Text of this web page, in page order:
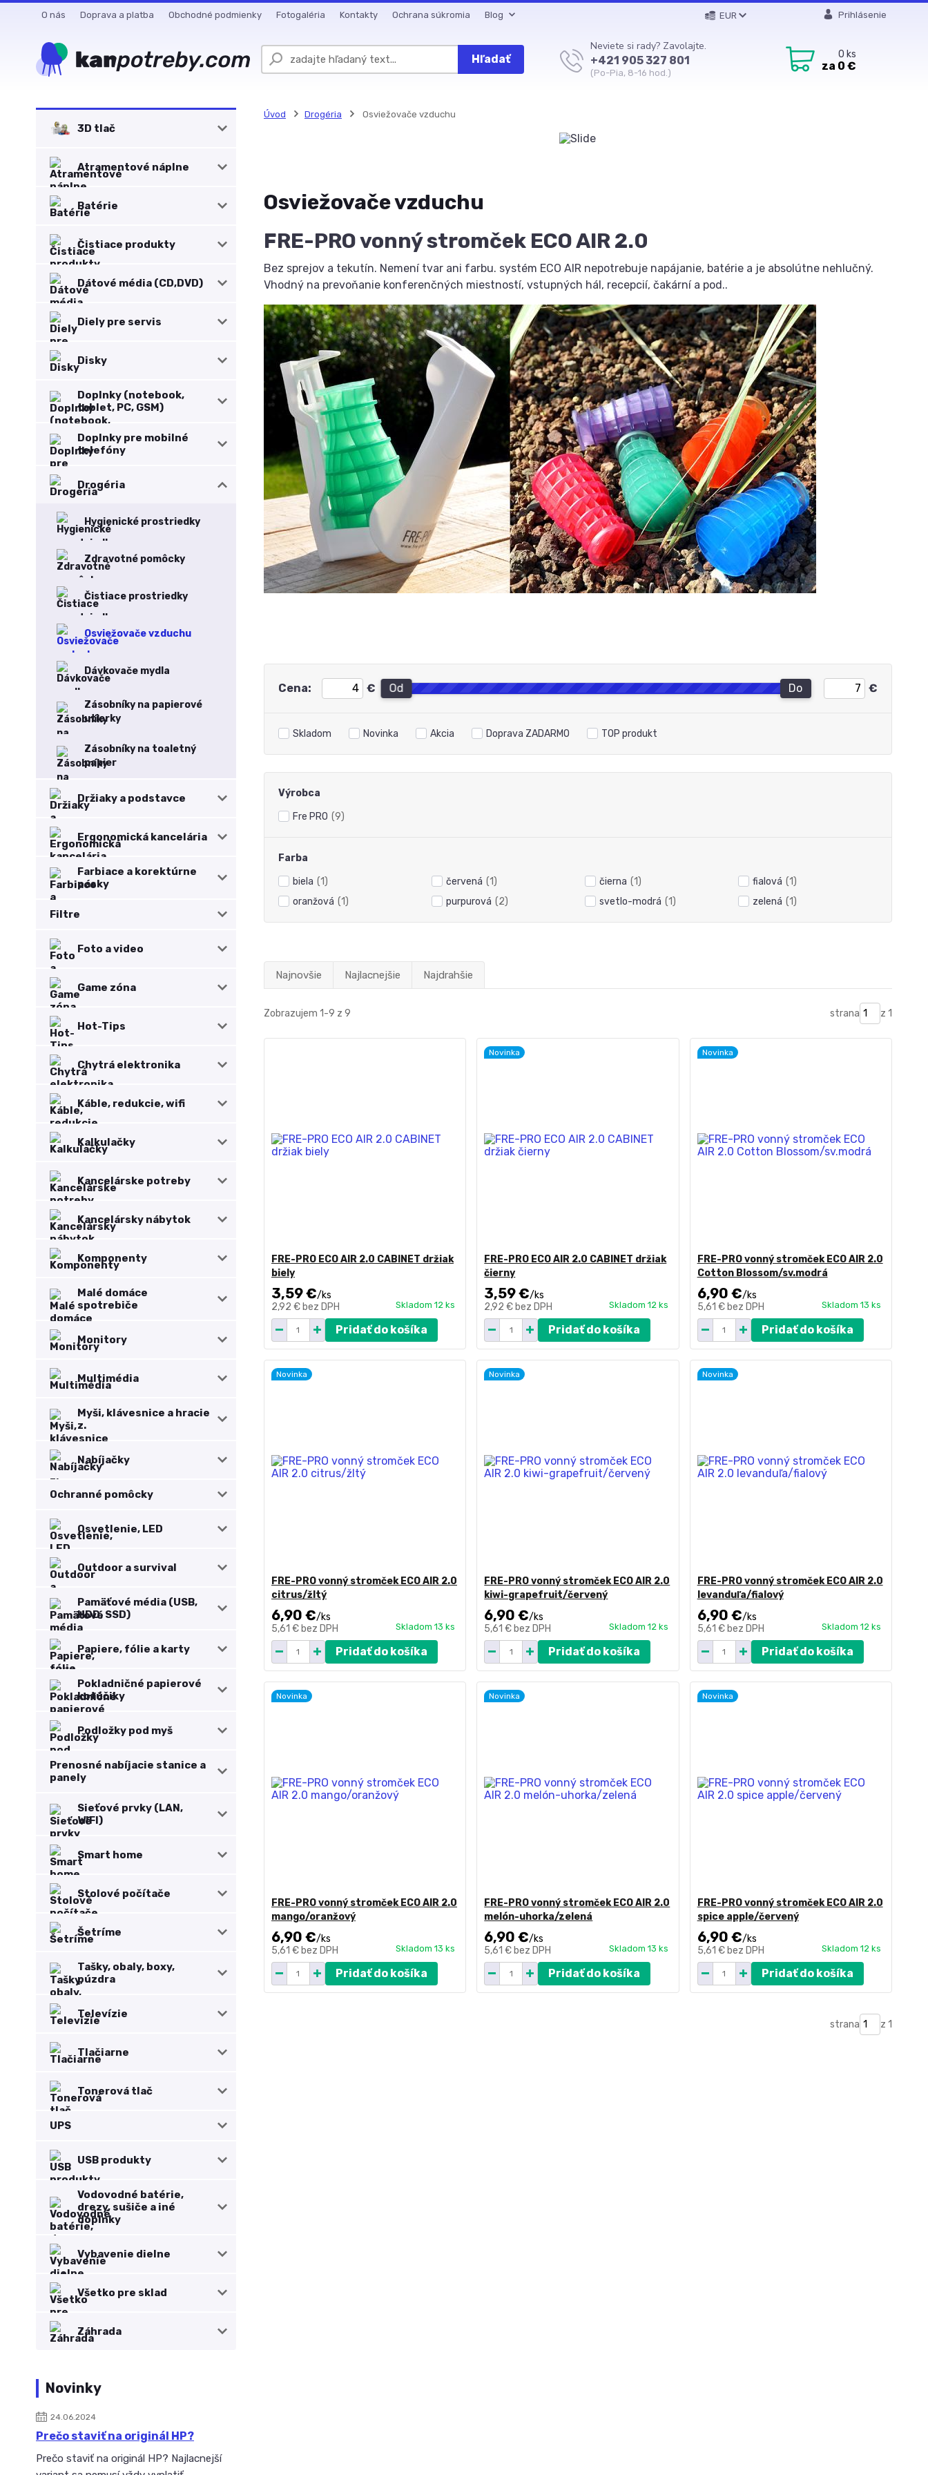
O nás Doprava a platba Obchodné podmienky Fotogaléria Kontakty Ochrana súkromia Blog EUR Prihlásenie
Hľadať
Neviete si rady? Zavolajte.
+421 905 327 801
(Po-Pia, 8-16 hod.)
0 ks
za 0 €
3D tlač
Atramentové náplne
Batérie
Čistiace produkty
Dátové média (CD,DVD)
Diely pre servis
Disky
Doplnky (notebook,
tablet, PC, GSM)
Doplnky pre mobilné
telefóny
Drogéria
Hygienické prostriedky
Zdravotné pomôcky
Čistiace prostriedky
Osviežovače vzduchu
Dávkovače mydla
Zásobníky na papierové
utierky
Zásobníky na toaletný
papier
Držiaky a podstavce
Ergonomická kancelária
Farbiace a korektúrne
pásky
Filtre
Foto a video
Game zóna
Hot-Tips
Chytrá elektronika
Káble, redukcie, wifi
Kalkulačky
Kancelárske potreby
Kancelársky nábytok
Komponenty
Malé domáce
spotrebiče
Monitory
Multimédia
Myši, klávesnice a hracie
z.
Nabíjačky
Ochranné pomôcky
Osvetlenie, LED
Outdoor a survival
Pamäťové média (USB,
HDD, SSD)
Papiere, fólie a karty
Pokladničné papierové
kotúčiky
Podložky pod myš
Prenosné nabíjacie stanice a
panely
Sieťové prvky (LAN,
WIFI)
Smart home
Stolové počítače
Šetríme
Tašky, obaly, boxy,
púzdra
Televízie
Tlačiarne
Tonerová tlač
UPS
USB produkty
Vodovodné batérie,
drezy, sušiče a iné
doplnky
Vybavenie dielne
Všetko pre sklad
Záhrada
Novinky
24.06.2024
Prečo staviť na originál HP?
Prečo staviť na originál HP? Najlacnejší
Úvod Drogéria Osviežovače vzduchu
Osviežovače vzduchu
FRE-PRO vonný stromček ECO AIR 2.0
Bez sprejov a tekutín. Nemení tvar ani farbu. systém ECO AIR nepotrebuje napájanie, batérie a je absolútne nehlučný.
Vhodný na prevoňanie konferenčných miestností, vstupných hál, recepcií, čakární a pod..
Cena: € Od Do €
Skladom Novinka Akcia Doprava ZADARMO TOP produkt
Výrobca
Fre PRO (9)
Farba
biela (1) červená (1) čierna (1) fialová (1)
oranžová (1) purpurová (2) svetlo-modrá (1) zelená (1)
Najnovšie Najlacnejšie Najdrahšie
Zobrazujem 1-9 z 9 strana z 1
FRE-PRO ECO AIR 2.0 CABINET držiak
biely
3,59 €/ks
2,92 € bez DPH Skladom 12 ks
Pridať do košíka
Novinka
FRE-PRO ECO AIR 2.0 CABINET držiak
čierny
3,59 €/ks
2,92 € bez DPH Skladom 12 ks
Pridať do košíka
Novinka
FRE-PRO vonný stromček ECO AIR 2.0
Cotton Blossom/sv.modrá
6,90 €/ks
5,61 € bez DPH Skladom 13 ks
Pridať do košíka
Novinka
FRE-PRO vonný stromček ECO AIR 2.0
citrus/žltý
6,90 €/ks
5,61 € bez DPH Skladom 13 ks
Pridať do košíka
Novinka
FRE-PRO vonný stromček ECO AIR 2.0
kiwi-grapefruit/červený
6,90 €/ks
5,61 € bez DPH Skladom 12 ks
Pridať do košíka
Novinka
FRE-PRO vonný stromček ECO AIR 2.0
levanduľa/fialový
6,90 €/ks
5,61 € bez DPH Skladom 12 ks
Pridať do košíka
Novinka
FRE-PRO vonný stromček ECO AIR 2.0
mango/oranžový
6,90 €/ks
5,61 € bez DPH Skladom 13 ks
Pridať do košíka
Novinka
FRE-PRO vonný stromček ECO AIR 2.0
melón-uhorka/zelená
6,90 €/ks
5,61 € bez DPH Skladom 13 ks
Pridať do košíka
Novinka
FRE-PRO vonný stromček ECO AIR 2.0
spice apple/červený
6,90 €/ks
5,61 € bez DPH Skladom 12 ks
Pridať do košíka
strana z 1